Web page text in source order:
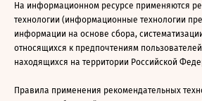
На информационном ресурсе применяются
технологии (информационные технологии
информации на основе сбора,
относящихся к предпочтениям
находящихся на территории Российской
Правила применения рекомендательных